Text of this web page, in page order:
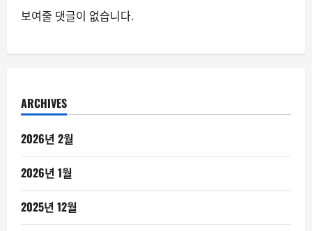
보여줄 댓글이 없습니다.
ARCHIVES
2026년 2월
2026년 1월
2025년 12월